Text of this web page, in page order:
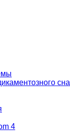
сна
4